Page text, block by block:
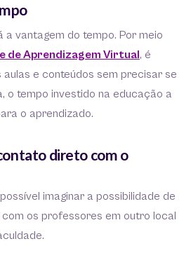
a vantagem do tempo. Por meio
de Aprendizagem Virtual, é
e conteúdos sem precisar se
o tempo investido na educação a
o aprendizado.
direto com o
imaginar a possibilidade de
os professores em outro local